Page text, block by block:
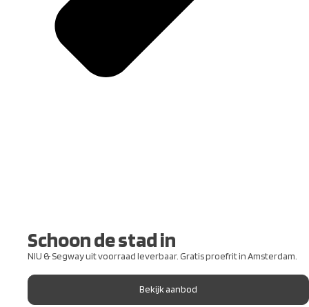
Schoon de stad in
NIU & Segway uit voorraad leverbaar. Gratis proefrit in Amsterdam.
Bekijk aanbod